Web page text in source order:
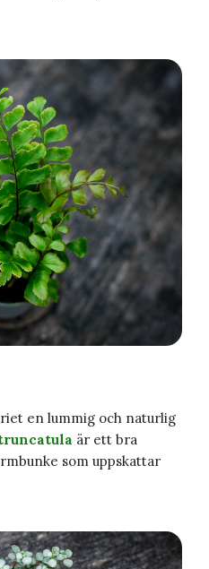
en lummig och naturlig
är ett bra
som uppskattar